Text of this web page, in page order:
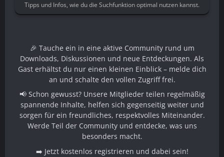
Tipps und Infos, wie du die Suchfunktion optimal nutzen kannst.
🎉 Tauche ein in eine aktive Community rund um
Downloads, Diskussionen und neue Entdeckungen. Als
Gast erhältst du nur einen kleinen Einblick – melde dich
an und schalte den vollen Zugriff frei.
📢 Schon gewusst? Unsere Mitglieder teilen regelmäßig
spannende Inhalte, helfen sich gegenseitig weiter und
sorgen für ein freundliches, respektvolles Miteinander.
Werde Teil der Community und entdecke, was uns
besonders macht.
➡️ Jetzt kostenlos registrieren und dabei sein!